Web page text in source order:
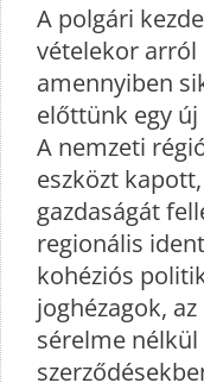
A polgári
vételekor arról
amennyiben
előttünk egy
A nemzeti
eszközt
gazdaságát
regionális
kohéziós
joghézagok,
sérelme